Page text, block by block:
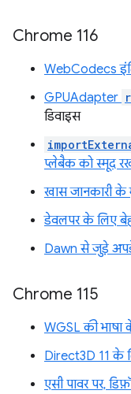
Chrome 116
WebCodecs
GPUAdapter
डिवाइस
प्लेबैक को स्मूद
खास जानकारी के
डेवलपर के लिए
Dawn से जुड़े
Chrome 115
WGSL की
Direct3D 11 के
एसी पावर पर,